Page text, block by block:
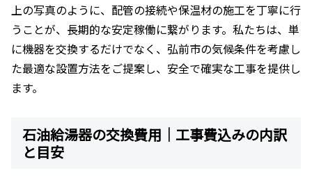
上の写真のように、配管の接続や保温材の施工を丁寧に行
うことが、長期的な安定稼働に繋がります。私たちは、単
に機器を交換するだけでなく、弘前市の気候条件を考慮し
た最適な設置方法をご提案し、安全で確実な工事を提供し
ます。
石油給湯器の交換費用｜工事費込みの内訳
と目安